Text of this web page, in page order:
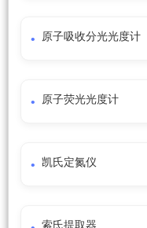
原子吸收分光光度计
原子荧光光度计
凯氏定氮仪
索氏提取器